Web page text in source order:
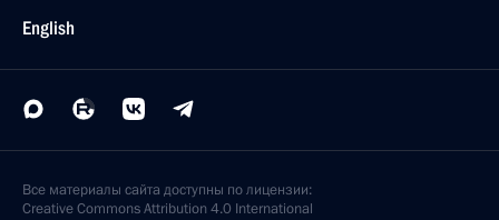
English
Все материалы сайта доступны по лицензии:
Creative Commons Attribution 4.0 International